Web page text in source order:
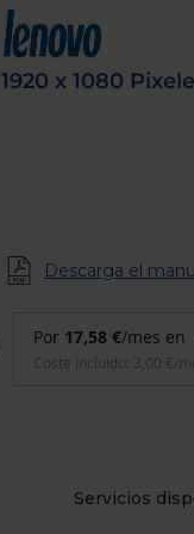
dispositivos
táctiles
pueden
usar
1920 x 1080
Descarga el
Servicios